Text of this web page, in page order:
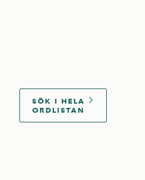
SÖK I HELA
ORDLISTAN